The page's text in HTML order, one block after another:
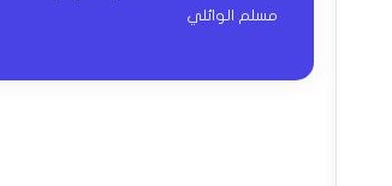
مسلم الوائلي